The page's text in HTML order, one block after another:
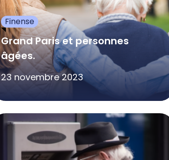
Finense
Grand Paris et personnes
âgées.
23 novembre 2023